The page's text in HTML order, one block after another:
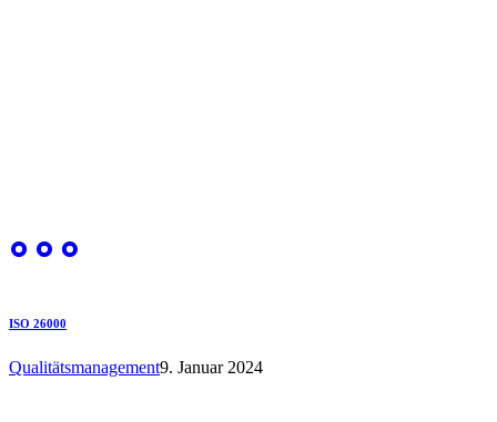
ISO 26000
Qualitätsmanagement9. Januar 2024